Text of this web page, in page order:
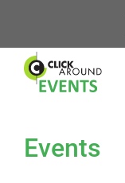
Events